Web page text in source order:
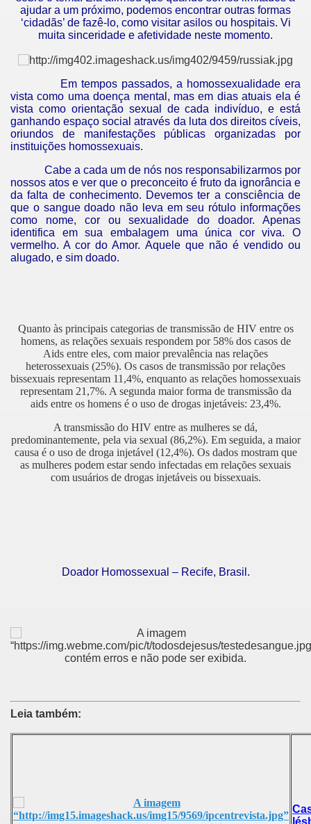
ajudar a um próximo, podemos encontrar outras formas
‘cidadãs’ de fazê-lo, como visitar asilos ou hospitais. Vi
muita sinceridade e afetividade neste momento.
Em tempos passados, a homossexualidade era
vista como uma doença mental, mas em dias atuais ela é
vista como orientação sexual de cada indivíduo, e está
ganhando espaço social através da luta dos direitos cíveis,
oriundos de manifestações públicas organizadas por
instituições homossexuais.
Cabe a cada um de nós nos responsabilizarmos por
nossos atos e ver que o preconceito é fruto da ignorância e
da falta de conhecimento. Devemos ter a consciência de
que o sangue doado não leva em seu rótulo informações
como nome, cor ou sexualidade do doador. Apenas
identifica em sua embalagem uma única cor viva. O
vermelho. A cor do Amor. Aquele que não é vendido ou
alugado, e sim doado.
Quanto às principais categorias de transmissão de HIV entre os
homens, as relações sexuais respondem por 58% dos casos de
Aids entre eles, com maior prevalência nas relações
heterossexuais (25%). Os casos de transmissão por relações
bissexuais representam 11,4%, enquanto as relações homossexuais
representam 21,7%. A segunda maior forma de transmissão da
aids entre os homens é o uso de drogas injetáveis: 23,4%.
A transmissão do HIV entre as mulheres se dá,
predominantemente, pela via sexual (86,2%). Em seguida, a maior
causa é o uso de droga injetável (12,4%). Os dados mostram que
as mulheres podem estar sendo infectadas em relações sexuais
com usuários de drogas injetáveis ou bissexuais.
Doador Homossexual – Recife, Brasil.
Leia também: